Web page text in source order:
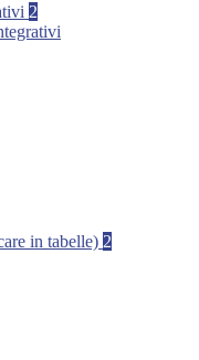
2
in tabelle) 2